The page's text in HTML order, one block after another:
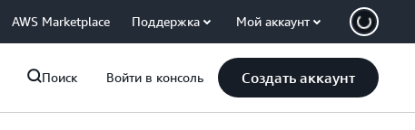
AWS Marketplace Поддержка Мой аккаунт
Поиск Войти в консоль Создать аккаунт